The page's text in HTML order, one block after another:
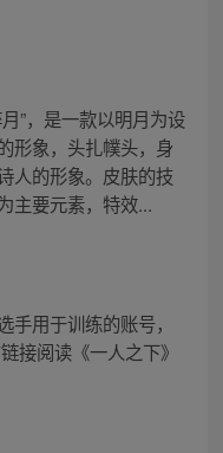
”，是一款以明月为设
形象，头扎幞头，身
人的形象。皮肤的技
主要元素，特效...
用于训练的账号，
接阅读《一人之下》